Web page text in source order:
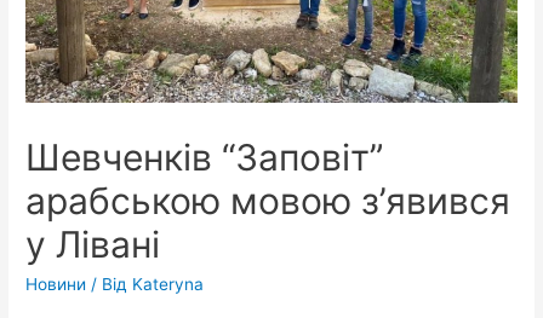
Шевченків “Заповіт”
арабською мовою з’явився
у Лівані
Новини / Від Kateryna